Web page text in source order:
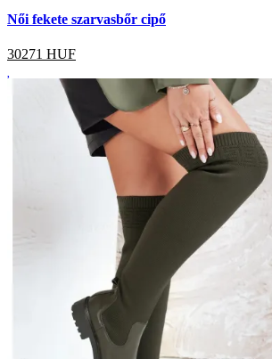
Női fekete szarvasbőr cipő
30271 HUF